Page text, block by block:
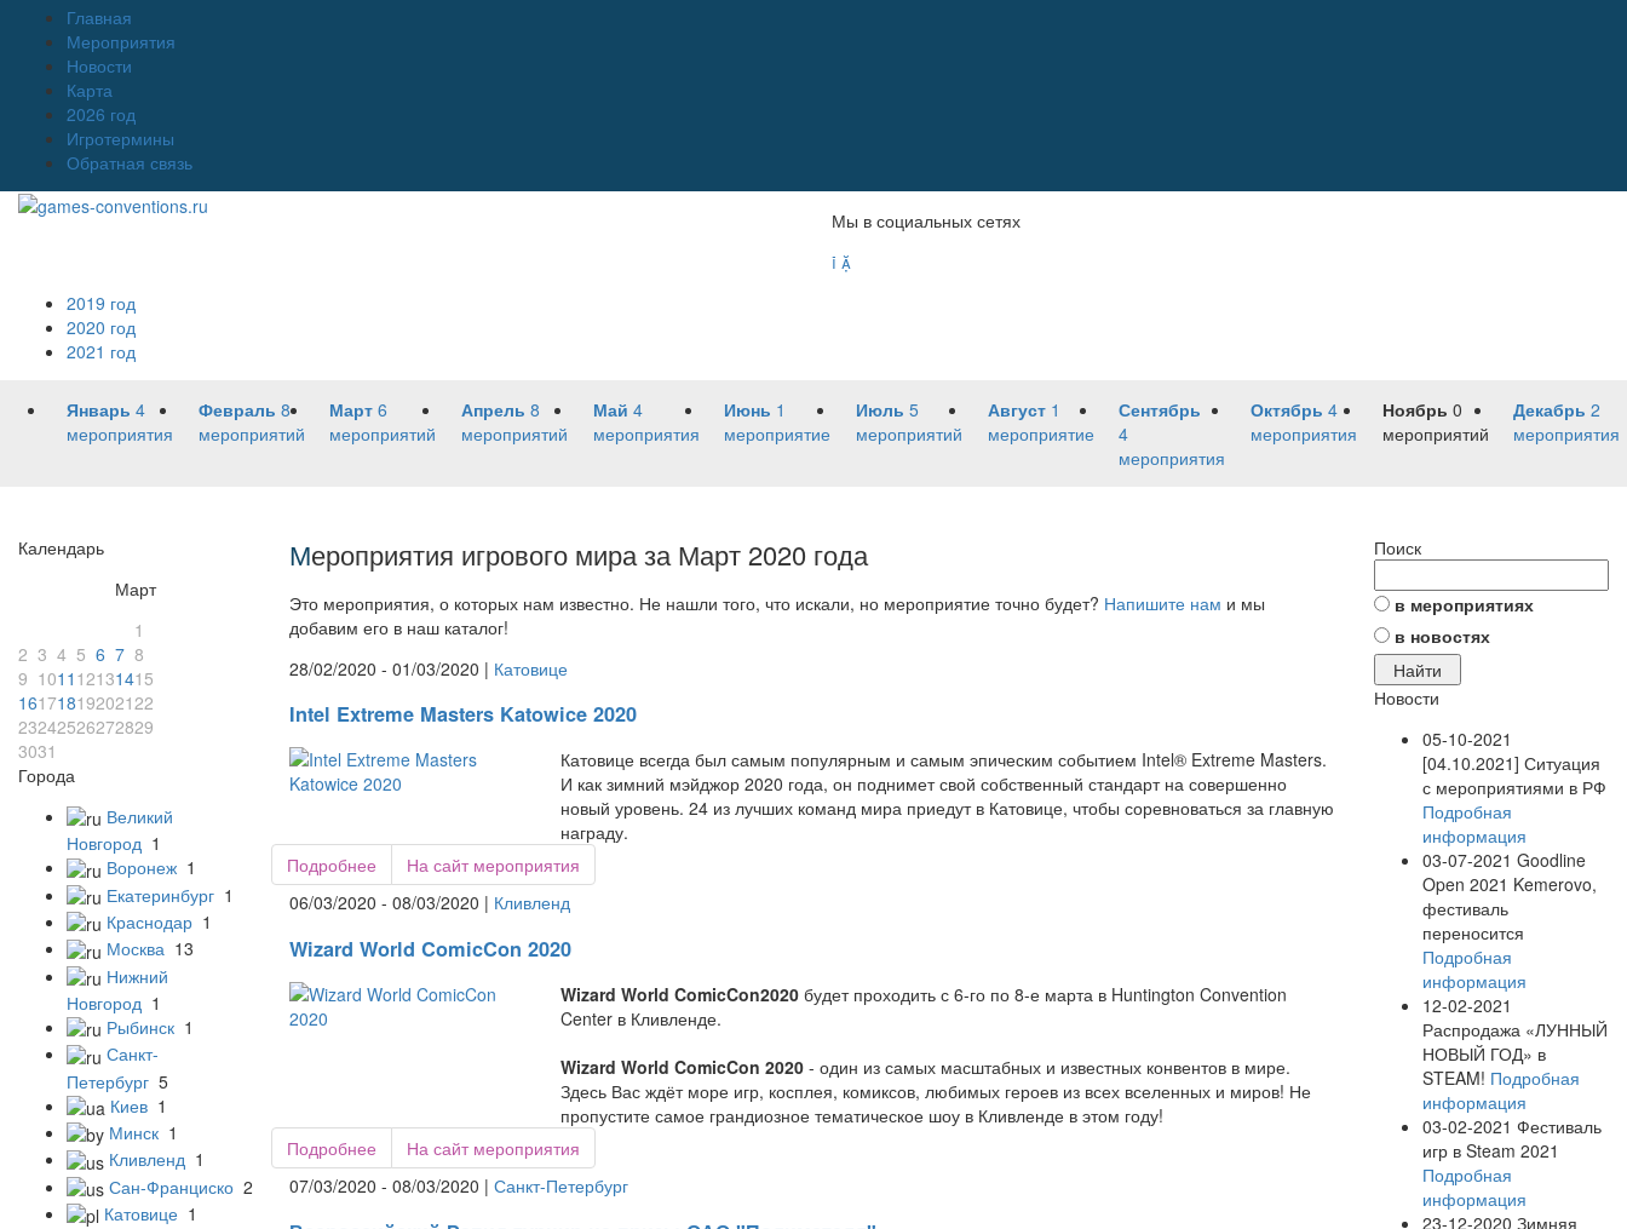
Главная
Мероприятия
Новости
Карта
2026 год
Игротермины
Обратная связь
Мы в социальных сетях
 
2019 год
2020 год
2021 год
Январь 4
мероприятия
Февраль 8
мероприятий
Март 6
мероприятий
Апрель 8
мероприятий
Май 4
мероприятия
Июнь 1
мероприятие
Июль 5
мероприятий
Август 1
мероприятие
Сентябрь
4
мероприятия
Октябрь 4
мероприятия
Ноябрь 0
мероприятий
Декабрь 2
мероприятия
Календарь
Март
1
2 3 4 5 6 7 8
9 1011 12131415
16171819202122
23242526272829
3031
Города
Великий
Новгород 1
Воронеж 1
Екатеринбург 1
Краснодар 1
Москва 13
Нижний
Новгород 1
Рыбинск 1
Санкт-
Петербург 5
Киев 1
Минск 1
Кливленд 1
Сан-Франциско 2
Катовице 1
Мероприятия игрового мира за Март 2020 года
Это мероприятия, о которых нам известно. Не нашли того, что искали, но мероприятие точно будет? Напишите нам и мы
добавим его в наш каталог!
28/02/2020 - 01/03/2020 | Катовице
Intel Extreme Masters Katowice 2020
Катовице всегда был самым популярным и самым эпическим событием Intel® Extreme Masters.
И как зимний мэйджор 2020 года, он поднимет свой собственный стандарт на совершенно
новый уровень. 24 из лучших команд мира приедут в Катовице, чтобы соревноваться за главную
награду.
Подробнее
На сайт мероприятия
06/03/2020 - 08/03/2020 | Кливленд
Wizard World ComicCon 2020
Wizard World ComicCon2020 будет проходить с 6-го по 8-е марта в Huntington Convention
Center в Кливленде.
Wizard World ComicCon 2020 - один из самых масштабных и известных конвентов в мире.
Здесь Вас ждёт море игр, косплея, комиксов, любимых героев из всех вселенных и миров! Не
пропустите самое грандиозное тематическое шоу в Кливленде в этом году!
Подробнее
На сайт мероприятия
07/03/2020 - 08/03/2020 | Санкт-Петербург
Поиск
в мероприятиях
в новостях
Новости
05-10-2021
[04.10.2021] Ситуация
с мероприятиями в РФ
Подробная
информация
03-07-2021 Goodline
Open 2021 Kemerovo,
фестиваль
переносится
Подробная
информация
12-02-2021
Распродажа «ЛУННЫЙ
НОВЫЙ ГОД» в
STEAM! Подробная
информация
03-02-2021 Фестиваль
игр в Steam 2021
Подробная
информация
23-12-2020 Зимняя